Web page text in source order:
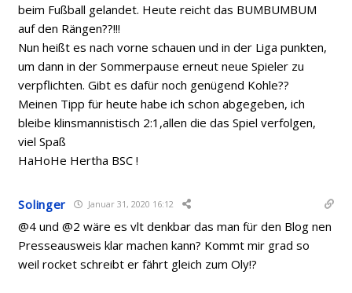
beim Fußball gelandet. Heute reicht das BUMBUMBUM
auf den Rängen??!!!
Nun heißt es nach vorne schauen und in der Liga punkten,
um dann in der Sommerpause erneut neue Spieler zu
verpflichten. Gibt es dafür noch genügend Kohle??
Meinen Tipp für heute habe ich schon abgegeben, ich
bleibe klinsmannistisch 2:1,allen die das Spiel verfolgen,
viel Spaß
HaHoHe Hertha BSC !
Solinger Januar 31, 2020 16:12
@4 und @2 wäre es vlt denkbar das man für den Blog nen
Presseausweis klar machen kann? Kommt mir grad so
weil rocket schreibt er fährt gleich zum Oly!?